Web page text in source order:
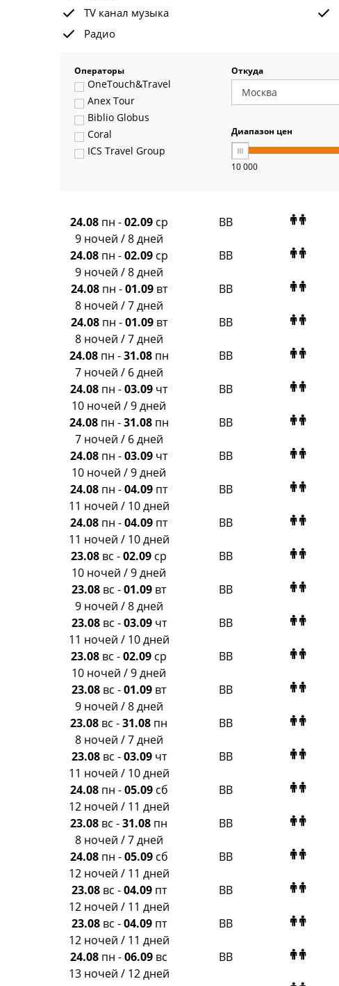
TV канал музыка
Радио
Операторы
OneTouch&Travel
Anex Tour
Biblio Globus
Coral
ICS Travel Group
Panteon
Ambotis
Paks
Amigo-S
Pac Group
Alean
Sunmar
PlanTravel
FUN&SUN ex TUI
Крымская Волна
LOTI
Russian Express
Интурист
Travelata
Откуда
Диапазон цен
10 000
24.08 пн -02.09 ср
9 ночей / 8 дней
BB
24.08 пн -02.09 ср
9 ночей / 8 дней
BB
24.08 пн -01.09 вт
8 ночей / 7 дней
BB
24.08 пн -01.09 вт
8 ночей / 7 дней
BB
24.08 пн -31.08 пн
7 ночей / 6 дней
BB
24.08 пн -03.09 чт
10 ночей / 9 дней
BB
24.08 пн -31.08 пн
7 ночей / 6 дней
BB
24.08 пн -03.09 чт
10 ночей / 9 дней
BB
24.08 пн -04.09 пт
11 ночей / 10 дней
BB
24.08 пн -04.09 пт
11 ночей / 10 дней
BB
23.08 вс -02.09 ср
10 ночей / 9 дней
BB
23.08 вс -01.09 вт
9 ночей / 8 дней
BB
23.08 вс -03.09 чт
11 ночей / 10 дней
BB
23.08 вс -02.09 ср
10 ночей / 9 дней
BB
23.08 вс -01.09 вт
9 ночей / 8 дней
BB
23.08 вс -31.08 пн
8 ночей / 7 дней
BB
23.08 вс -03.09 чт
11 ночей / 10 дней
BB
24.08 пн -05.09 сб
12 ночей / 11 дней
BB
23.08 вс -31.08 пн
8 ночей / 7 дней
BB
24.08 пн -05.09 сб
12 ночей / 11 дней
BB
23.08 вс -04.09 пт
12 ночей / 11 дней
BB
23.08 вс -04.09 пт
12 ночей / 11 дней
BB
24.08 пн -06.09 вс
13 ночей / 12 дней
BB